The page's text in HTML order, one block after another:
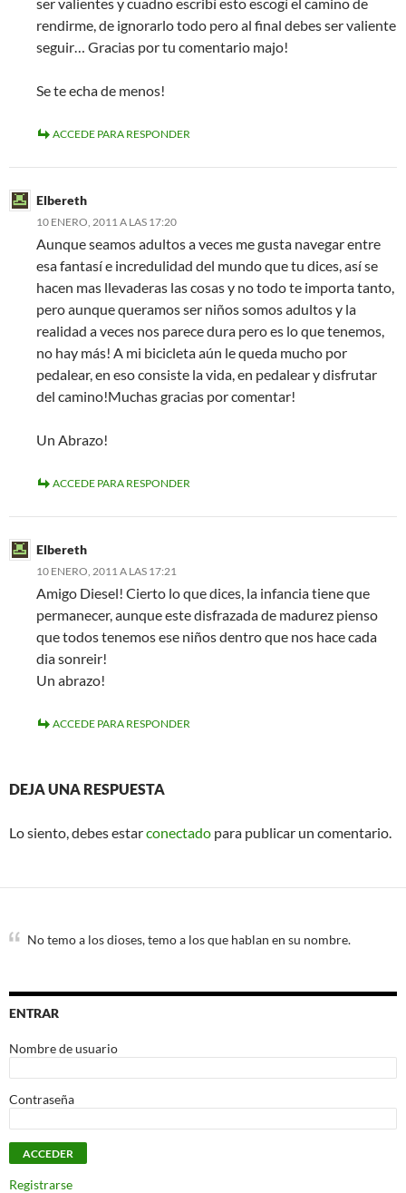
rendirme, de ignorarlo todo pero al final debes ser valiente
seguir… Gracias por tu comentario majo!
Se te echa de menos!
ACCEDE PARA RESPONDER
Elbereth
10 ENERO, 2011 A LAS 17:20
Aunque seamos adultos a veces me gusta navegar entre
esa fantasí e incredulidad del mundo que tu dices, así se
hacen mas llevaderas las cosas y no todo te importa tanto,
pero aunque queramos ser niños somos adultos y la
realidad a veces nos parece dura pero es lo que tenemos,
no hay más! A mi bicicleta aún le queda mucho por
pedalear, en eso consiste la vida, en pedalear y disfrutar
del camino!Muchas gracias por comentar!
Un Abrazo!
ACCEDE PARA RESPONDER
Elbereth
10 ENERO, 2011 A LAS 17:21
Amigo Diesel! Cierto lo que dices, la infancia tiene que
permanecer, aunque este disfrazada de madurez pienso
que todos tenemos ese niños dentro que nos hace cada
dia sonreir!
Un abrazo!
ACCEDE PARA RESPONDER
DEJA UNA RESPUESTA
Lo siento, debes estarconectado para publicar un comentario.
No temo a los dioses, temo a los que hablan en su nombre.
ENTRAR
Nombre de usuario
Contraseña
Registrarse